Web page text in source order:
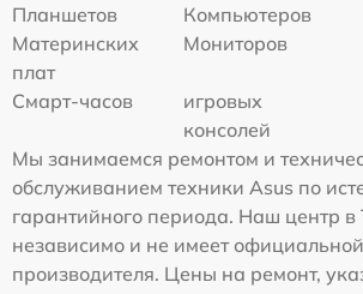
Планшетов
Компьютеров
Материнских
плат
Мониторов
Смарт-часов
игровых
консолей
Мы занимаемся ремонтом и
обслуживанием техники Asus по
гарантийного периода. Наш центр в
независимо и не имеет
производителя. Цены на ремонт,